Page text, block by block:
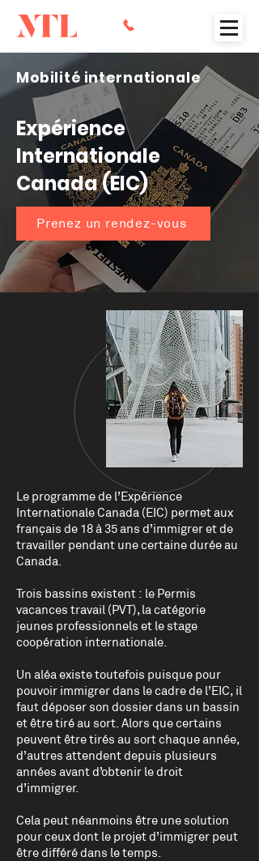
Mobilité internationale
Expérience
Internationale
Canada (EIC)
Prenez un rendez-vous
Le programme de l’Expérience
Internationale Canada (EIC) permet aux
français de 18 à 35 ans d’immigrer et de
travailler pendant une certaine durée au
Canada.
Trois bassins existent : le Permis
vacances travail (PVT), la catégorie
jeunes professionnels et le stage
coopération internationale.
Un aléa existe toutefois puisque pour
pouvoir immigrer dans le cadre de l’EIC, il
faut déposer son dossier dans un bassin
et être tiré au sort. Alors que certains
peuvent être tirés au sort chaque année,
d’autres attendent depuis plusieurs
années avant d’obtenir le droit
d’immigrer.
Cela peut néanmoins être une solution
pour ceux dont le projet d’immigrer peut
être différé dans le temps.